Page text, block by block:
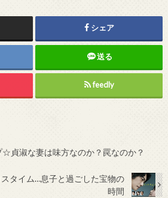
シェア
送る
feedly
☆貞淑な妻は味方なのか？罠なのか？
タイム…息子と過ごした宝物の
時間